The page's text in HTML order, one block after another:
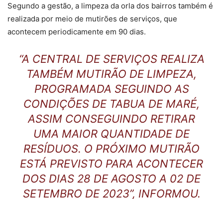
Segundo a gestão, a limpeza da orla dos bairros também é
realizada por meio de mutirões de serviços, que
acontecem periodicamente em 90 dias.
“A CENTRAL DE SERVIÇOS REALIZA
TAMBÉM MUTIRÃO DE LIMPEZA,
PROGRAMADA SEGUINDO AS
CONDIÇÕES DE TABUA DE MARÉ,
ASSIM CONSEGUINDO RETIRAR
UMA MAIOR QUANTIDADE DE
RESÍDUOS. O PRÓXIMO MUTIRÃO
ESTÁ PREVISTO PARA ACONTECER
DOS DIAS 28 DE AGOSTO A 02 DE
SETEMBRO DE 2023”, INFORMOU.